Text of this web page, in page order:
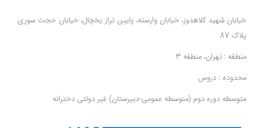
خیابان شهید کلاهدوز، خیابان وارسته، پایین تراز یخچال، خیابان حجت سوری
پلاک 87
منطقه : تهران، منطقه 3
محدوده : دروس
متوسطه دوره دوم (متوسطه عمومی-دبیرستان) غیر دولتی دخترانه